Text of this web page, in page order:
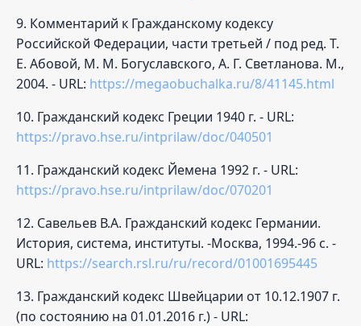
9. Комментарий к Гражданскому кодексу
Российской Федерации, части третьей / под ред. Т.
Е. Абовой, М. М. Богуславского, А. Г. Светланова. М.,
2004. - URL: https://megaobuchalka.ru/8/41145.html
10. Гражданский кодекс Греции 1940 г. - URL:
https://pravo.hse.ru/intprilaw/doc/040501
11. Гражданский кодекс Йемена 1992 г. - URL:
https://pravo.hse.ru/intprilaw/doc/070201
12. Савельев В.А. Гражданский кодекс Германии.
История, система, институты. -Москва, 1994.-96 с. -
URL: https://search.rsl.ru/ru/record/01001695445
13. Гражданский кодекс Швейцарии от 10.12.1907 г.
(по состоянию на 01.01.2016 г.) - URL: